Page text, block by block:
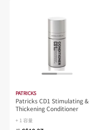
PATRICKS
Patricks CD1 Stimulating &
Thickening Conditioner
+ 1 容量